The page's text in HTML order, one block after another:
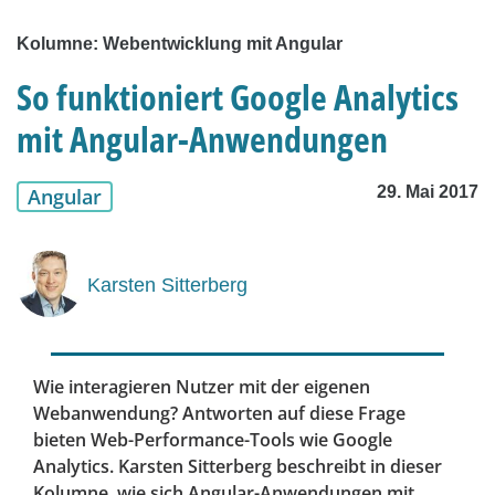
Kolumne: Webentwicklung mit Angular
So funktioniert Google Analytics
mit Angular-Anwendungen
Angular 29. Mai 2017
Karsten Sitterberg
Wie interagieren Nutzer mit der eigenen
Webanwendung? Antworten auf diese Frage
bieten Web-Performance-Tools wie Google
Analytics. Karsten Sitterberg beschreibt in dieser